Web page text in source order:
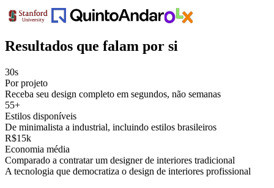
Resultados que falam por si
30s
Por projeto
Receba seu design completo em segundos, não semanas
55+
Estilos disponíveis
De minimalista a industrial, incluindo estilos brasileiros
R$15k
Economia média
Comparado a contratar um designer de interiores tradicional
A tecnologia que democratiza o design de interiores profissional